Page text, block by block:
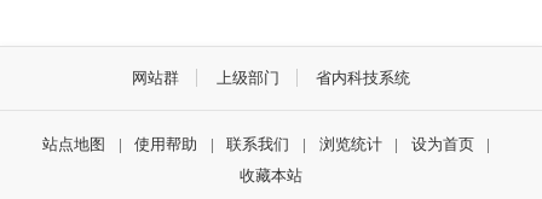
网站群 上级部门 省内科技系统
站点地图 | 使用帮助 | 联系我们 | 浏览统计 | 设为首页
|
收藏本站